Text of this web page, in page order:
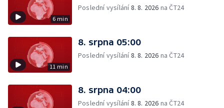
6 min
Poslední vysílání8. 8. 2026 na ČT24
11 min
8. srpna 05:00
Poslední vysílání8. 8. 2026 na ČT24
8. srpna 04:00
Poslední vysílání8. 8. 2026 na ČT24